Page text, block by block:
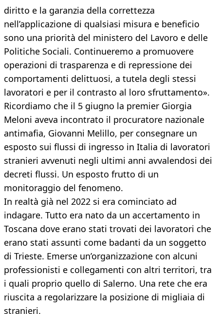
diritto e la garanzia della correttezza
nell’applicazione di qualsiasi misura e beneficio
sono una priorità del ministero del Lavoro e delle
Politiche Sociali. Continueremo a promuovere
operazioni di trasparenza e di repressione dei
comportamenti delittuosi, a tutela degli stessi
lavoratori e per il contrasto al loro sfruttamento».
Ricordiamo che il 5 giugno la premier Giorgia
Meloni aveva incontrato il procuratore nazionale
antimafia, Giovanni Melillo, per consegnare un
esposto sui flussi di ingresso in Italia di lavoratori
stranieri avvenuti negli ultimi anni avvalendosi dei
decreti flussi. Un esposto frutto di un
monitoraggio del fenomeno.
In realtà già nel 2022 si era cominciato ad
indagare. Tutto era nato da un accertamento in
Toscana dove erano stati trovati dei lavoratori che
erano stati assunti come badanti da un soggetto
di Trieste. Emerse un’organizzazione con alcuni
professionisti e collegamenti con altri territori, tra
i quali proprio quello di Salerno. Una rete che era
riuscita a regolarizzare la posizione di migliaia di
stranieri.